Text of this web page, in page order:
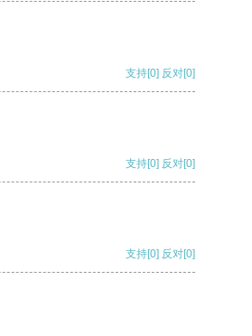
支持[0] 反对[0]
支持[0] 反对[0]
支持[0] 反对[0]